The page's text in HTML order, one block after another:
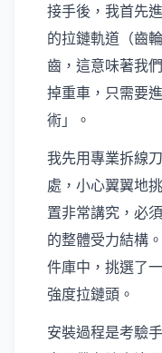
接手後，我首先
的拉鏈軌道（齒
齒，這意味著我
掉重車，只需要
術」。
我先用專業拆線
處，小心翼翼地
置非常講究，必
的整體受力結構
件庫中，挑選了
強度拉鏈頭。
安裝過程是考驗